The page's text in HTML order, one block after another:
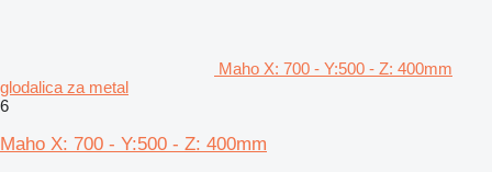
Maho X: 700 - Y:500 - Z: 400mm
glodalica za metal
6
Maho X: 700 - Y:500 - Z: 400mm